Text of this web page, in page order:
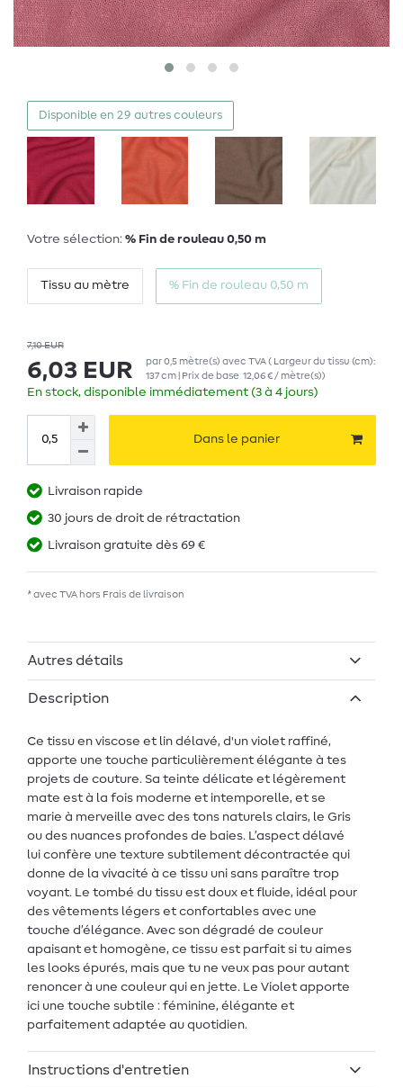
Disponible en 29 autres couleurs
Votre sélection: % Fin de rouleau 0,50 m
Tissu au mètre % Fin de rouleau 0,50 m
7,10 EUR
6,03 EUR par0,5 mètre(s) avec TVA( Largeur du tissu (cm):
137 cm | Prix de base 12,06 € / mètre(s))
En stock, disponible immédiatement (3 à 4 jours)
Dans le panier
Livraison rapide
30 jours de droit de rétractation
Livraison gratuite dès 69 €
* avec TVA hors Frais de livraison
Autres détails
Description
Ce tissu en viscose et lin délavé, d'un violet raffiné,
apporte une touche particulièrement élégante à tes
projets de couture. Sa teinte délicate et légèrement
mate est à la fois moderne et intemporelle, et se
marie à merveille avec des tons naturels clairs, le Gris
ou des nuances profondes de baies. L’aspect délavé
lui confère une texture subtilement décontractée qui
donne de la vivacité à ce tissu uni sans paraître trop
voyant. Le tombé du tissu est doux et fluide, idéal pour
des vêtements légers et confortables avec une
touche d’élégance. Avec son dégradé de couleur
apaisant et homogène, ce tissu est parfait si tu aimes
les looks épurés, mais que tu ne veux pas pour autant
renoncer à une couleur qui en jette. Le Violet apporte
ici une touche subtile : féminine, élégante et
parfaitement adaptée au quotidien.
Instructions d'entretien